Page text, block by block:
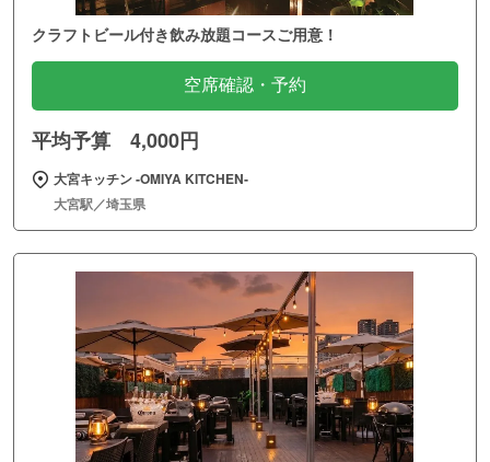
クラフトビール付き飲み放題コースご用意！
空席確認・予約
平均予算 4,000円
大宮キッチン ‐OMIYA KITCHEN‐
大宮駅／埼玉県